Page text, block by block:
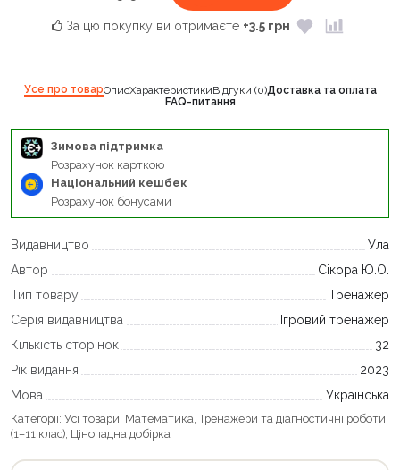
За цю покупку ви отримаєте +3.5 грн
Усе про товарОписХарактеристикиВідгуки (0)Доставка та оплата
FAQ-питання
Зимова підтримка
Розрахунок карткою
Національний кешбек
Розрахунок бонусами
Видавництво
Ула
Автор
Сікора Ю.О.
Тип товару
Тренажер
Серія видавництва
Ігровий тренажер
Кількість сторінок
32
Рік видання
2023
Мова
Українська
Категорії: Усі товари, Математика, Тренажери та діагностичні роботи
(1–11 клас), Цінопадна добірка